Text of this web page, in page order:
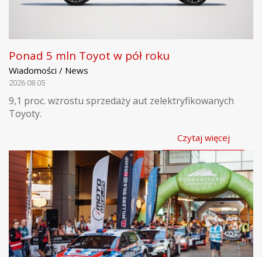
Ponad 5 mln Toyot w pół roku
Wiadomości / News
2026.08.05
9,1 proc. wzrostu sprzedaży aut zelektryfikowanych
Toyoty.
Czytaj więcej